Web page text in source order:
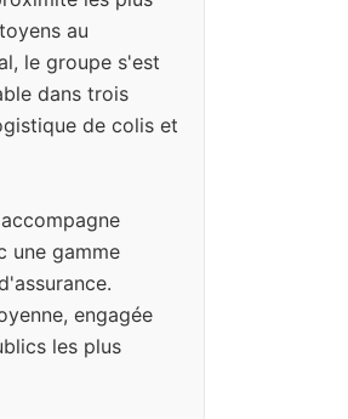
au
le groupe s'est
dans trois
de colis et
une gamme
engagée
les plus